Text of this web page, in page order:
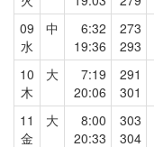
09
水
中
6:32
19:36
273
293
10
木
大
7:19
20:06
291
301
11
金
大
8:00
20:33
303
304